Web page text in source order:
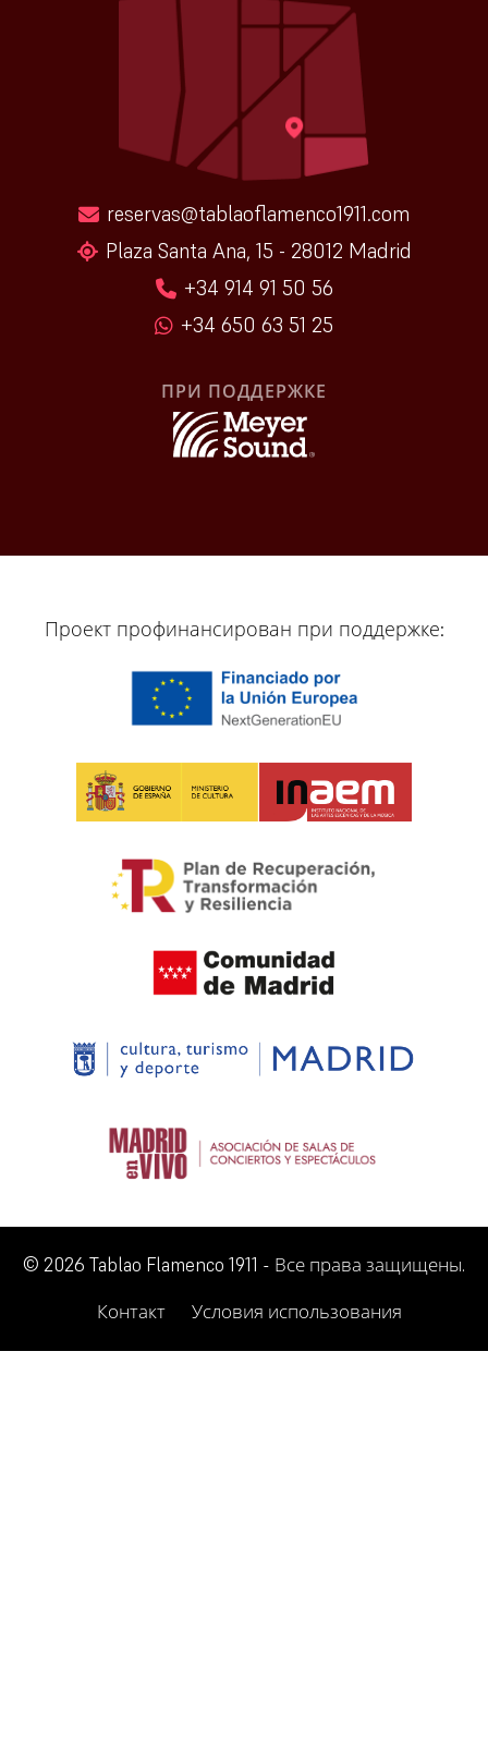
reservas@tablaoflamenco1911.com
Plaza Santa Ana, 15 - 28012 Madrid
+34 914 91 50 56
+34 650 63 51 25
ПРИ ПОДДЕРЖКЕ
Проект профинансирован при поддержке:
© 2026 Tablao Flamenco 1911 - Все права защищены.
Контакт
Условия использования